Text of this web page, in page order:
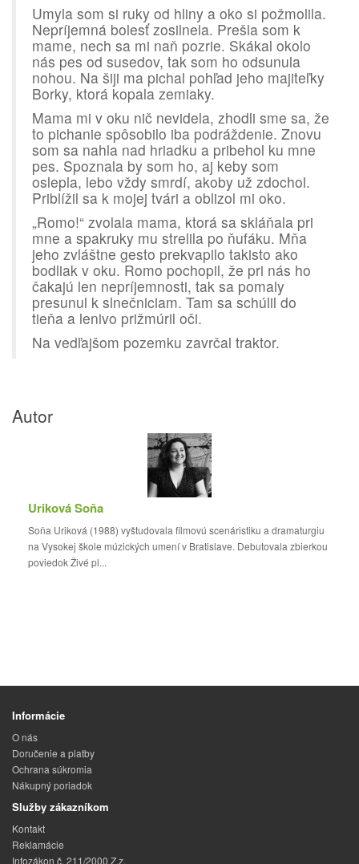
Umyla som si ruky od hliny a oko si požmolila.
Nepríjemná bolesť zosilnela. Prešla som k
mame, nech sa mi naň pozrie. Skákal okolo
nás pes od susedov, tak som ho odsunula
nohou. Na šiji ma pichal pohľad jeho majiteľky
Borky, ktorá kopala zemiaky.
Mama mi v oku nič nevidela, zhodli sme sa, že
to pichanie spôsobilo iba podráždenie. Znovu
som sa nahla nad hriadku a pribehol ku mne
pes. Spoznala by som ho, aj keby som
oslepla, lebo vždy smrdí, akoby už zdochol.
Priblížil sa k mojej tvári a oblizol mi oko.
„Romo!“ zvolala mama, ktorá sa skláňala pri
mne a spakruky mu strelila po ňufáku. Mňa
jeho zvláštne gesto prekvapilo takisto ako
bodliak v oku. Romo pochopil, že pri nás ho
čakajú len nepríjemnosti, tak sa pomaly
presunul k slnečniciam. Tam sa schúlil do
tieňa a lenivo prižmúril oči.
Na vedľajšom pozemku zavrčal traktor.
Autor
Uriková Soňa
Soňa Uriková (1988) vyštudovala filmovú scenáristiku a dramaturgiu
na Vysokej škole múzických umení v Bratislave. Debutovala zbierkou
poviedok Živé pl...
Informácie
O nás
Doručenie a platby
Ochrana súkromia
Nákupný poriadok
Služby zákazníkom
Kontakt
Reklamácie
Infozákon č. 211/2000 Z.z.